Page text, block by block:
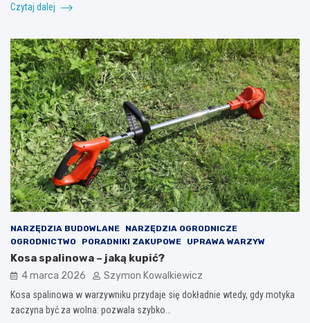
Czytaj dalej
NARZĘDZIA BUDOWLANE
NARZĘDZIA OGRODNICZE
OGRODNICTWO
PORADNIKI ZAKUPOWE UPRAWA WARZYW
Kosa spalinowa – jaką kupić?
4 marca 2026 Szymon Kowalkiewicz
Kosa spalinowa w warzywniku przydaje się dokładnie wtedy, gdy motyka
zaczyna być za wolna: pozwala szybko…